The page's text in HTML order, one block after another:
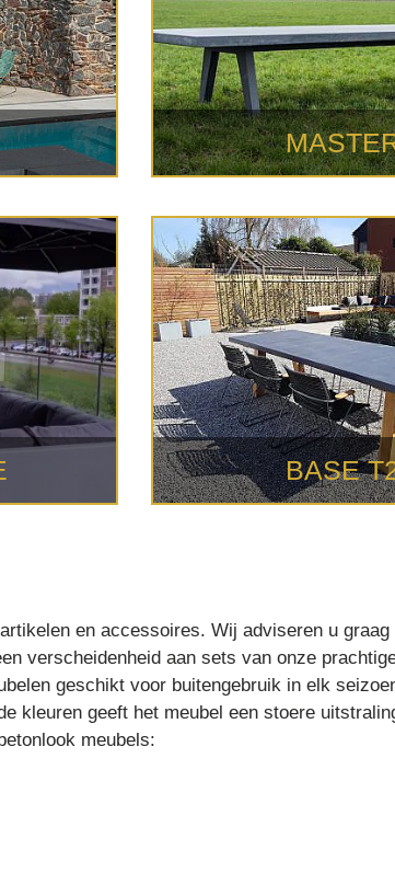
BASE
en accessoires. Wij adviseren u
verscheidenheid aan sets van onze
geschikt voor buitengebruik in elk
kleuren geeft het meubel een stoere
meubels: